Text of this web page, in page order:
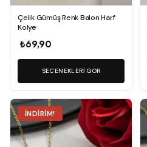
Çelik Gümüş Renk Balon Harf
Kolye
₺69,90
SECENEKLERI GOR
İNDIRIM!